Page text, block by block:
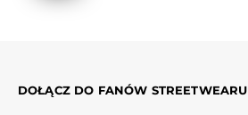
DOŁĄCZ DO FANÓW STREETWEARU